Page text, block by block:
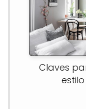
Claves